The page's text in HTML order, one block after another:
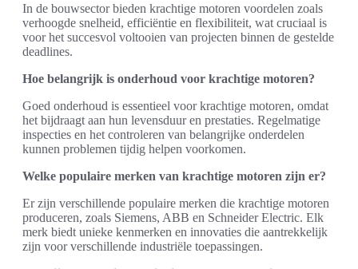
In de bouwsector bieden krachtige motoren voordelen zoals
verhoogde snelheid, efficiëntie en flexibiliteit, wat cruciaal is
voor het succesvol voltooien van projecten binnen de gestelde
deadlines.
Hoe belangrijk is onderhoud voor krachtige motoren?
Goed onderhoud is essentieel voor krachtige motoren, omdat
het bijdraagt aan hun levensduur en prestaties. Regelmatige
inspecties en het controleren van belangrijke onderdelen
kunnen problemen tijdig helpen voorkomen.
Welke populaire merken van krachtige motoren zijn er?
Er zijn verschillende populaire merken die krachtige motoren
produceren, zoals Siemens, ABB en Schneider Electric. Elk
merk biedt unieke kenmerken en innovaties die aantrekkelijk
zijn voor verschillende industriële toepassingen.